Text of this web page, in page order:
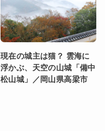
現在の城主は猫？ 雲海に
浮かぶ、天空の山城「備中
松山城」／岡山県高梁市